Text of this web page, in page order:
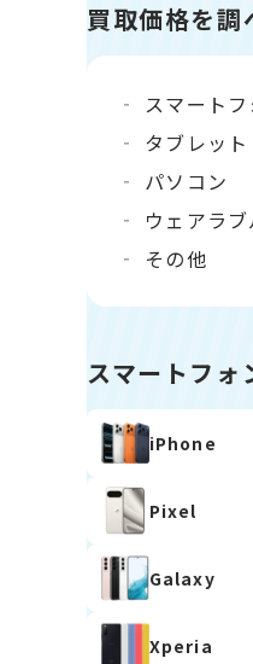
買取価格を調
スマートフ
タブレット
パソコン
ウェアラブ
その他
スマートフォ
iPhone
Pixel
Galaxy
Xperia